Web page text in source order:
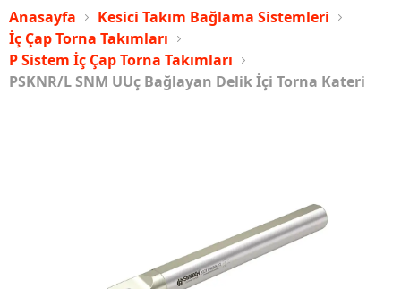
Anasayfa
Kesici Takım Bağlama Sistemleri
İç Çap Torna Takımları
P Sistem İç Çap Torna Takımları
PSKNR/L SNM UUç Bağlayan Delik İçi Torna Kateri